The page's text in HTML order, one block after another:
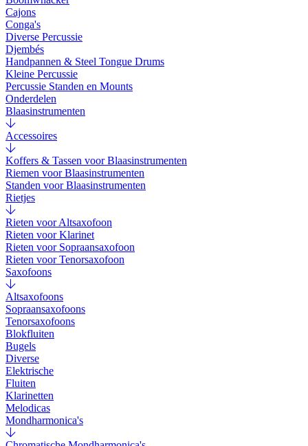
Cajons
Conga's
Diverse Percussie
Djembés
Handpannen & Steel Tongue Drums
Kleine Percussie
Percussie Standen en Mounts
Onderdelen
Blaasinstrumenten
Accessoires
Koffers & Tassen voor Blaasinstrumenten
Riemen voor Blaasinstrumenten
Standen voor Blaasinstrumenten
Rietjes
Rieten voor Altsaxofoon
Rieten voor Klarinet
Rieten voor Sopraansaxofoon
Rieten voor Tenorsaxofoon
Saxofoons
Altsaxofoons
Sopraansaxofoons
Tenorsaxofoons
Blokfluiten
Bugels
Diverse
Elektrische
Fluiten
Klarinetten
Melodicas
Mondharmonica's